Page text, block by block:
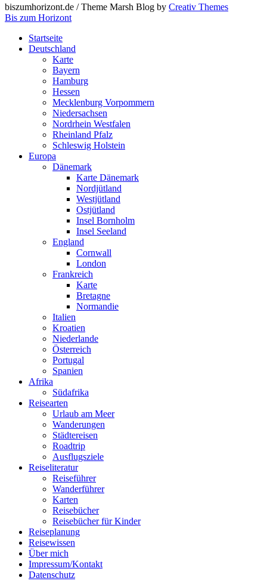
Follow me on Instagram
biszumhorizont.de / Theme Marsh Blog by Creativ Themes
Bis zum Horizont
Startseite
Deutschland
Karte
Bayern
Hamburg
Hessen
Mecklenburg Vorpommern
Niedersachsen
Nordrhein Westfalen
Rheinland Pfalz
Schleswig Holstein
Europa
Dänemark
Karte Dänemark
Nordjütland
Westjütland
Ostjütland
Insel Bornholm
Insel Seeland
England
Cornwall
London
Frankreich
Karte
Bretagne
Normandie
Italien
Kroatien
Niederlande
Österreich
Portugal
Spanien
Afrika
Südafrika
Reisearten
Urlaub am Meer
Wanderungen
Städtereisen
Roadtrip
Ausflugsziele
Reiseliteratur
Reiseführer
Wanderführer
Karten
Reisebücher
Reisebücher für Kinder
Reiseplanung
Reisewissen
Über mich
Impressum/Kontakt
Datenschutz